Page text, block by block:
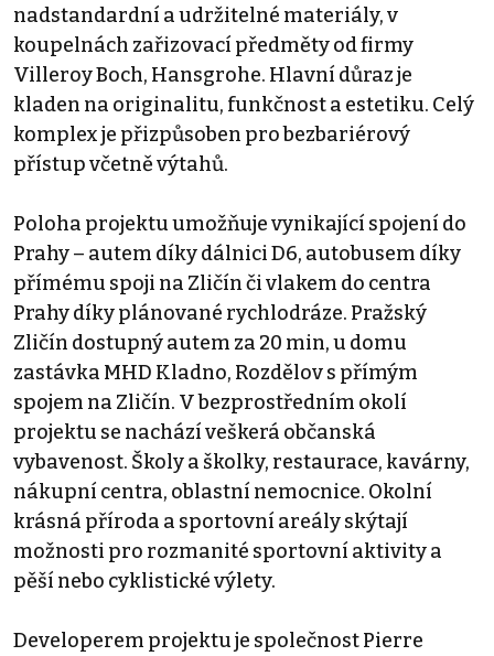
nadstandardní a udržitelné materiály, v
koupelnách zařizovací předměty od firmy
Villeroy Boch, Hansgrohe. Hlavní důraz je
kladen na originalitu, funkčnost a estetiku. Celý
komplex je přizpůsoben pro bezbariérový
přístup včetně výtahů.
Poloha projektu umožňuje vynikající spojení do
Prahy – autem díky dálnici D6, autobusem díky
přímému spoji na Zličín či vlakem do centra
Prahy díky plánované rychlodráze. Pražský
Zličín dostupný autem za 20 min, u domu
zastávka MHD Kladno, Rozdělov s přímým
spojem na Zličín. V bezprostředním okolí
projektu se nachází veškerá občanská
vybavenost. Školy a školky, restaurace, kavárny,
nákupní centra, oblastní nemocnice. Okolní
krásná příroda a sportovní areály skýtají
možnosti pro rozmanité sportovní aktivity a
pěší nebo cyklistické výlety.
Developerem projektu je společnost Pierre